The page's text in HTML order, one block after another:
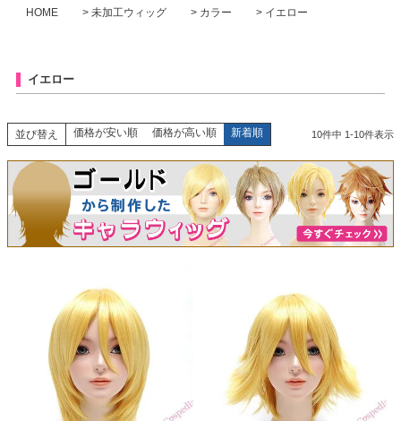
HOME 未加工ウィッグ カラー イエロー
イエロー
並び替え 価格が安い順 価格が高い順 新着順 10件中 1-10件表示